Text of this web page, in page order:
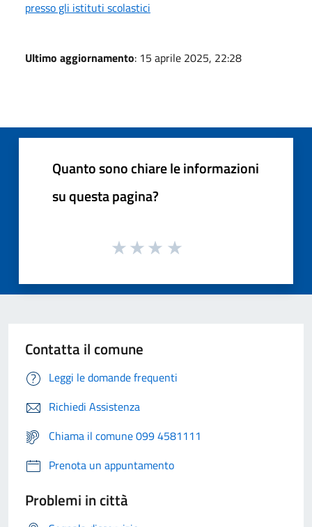
presso gli istituti scolastici
Ultimo aggiornamento: 15 aprile 2025, 22:28
Quanto sono chiare le informazioni
su questa pagina?
Contatta il comune
Leggi le domande frequenti
Richiedi Assistenza
Chiama il comune 099 4581111
Prenota un appuntamento
Problemi in città